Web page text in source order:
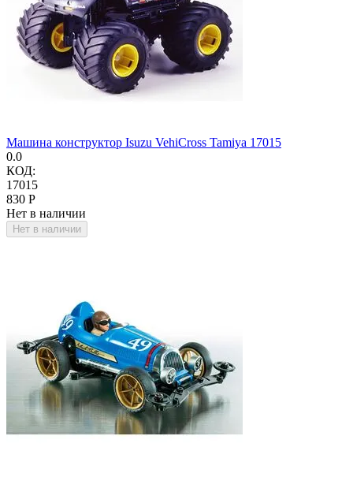
Машина конструктор Isuzu VehiCross Tamiya 17015
0.0
КОД:
17015
‍830‍ Р
Нет в наличии
Нет в наличии